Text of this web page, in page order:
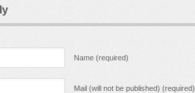
Name (required)
Mail (will not be published) (required)